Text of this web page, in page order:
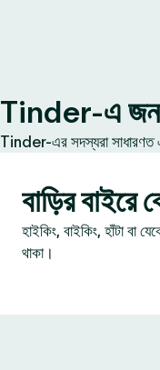
Tinder-এ
Tinder-এর সদস্যরা সাধারণত
বাড়ির বাইরে
হাইকিং, বাইকিং, হাঁটা বা
থাকা।